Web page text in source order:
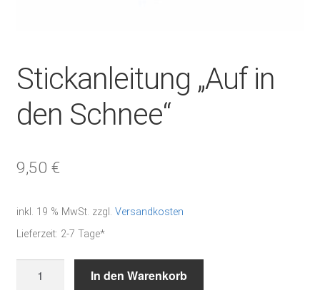
Stickanleitung „Auf in
den Schnee“
9,50 €
inkl. 19 % MwSt. zzgl. Versandkosten
Lieferzeit: 2-7 Tage*
In den Warenkorb